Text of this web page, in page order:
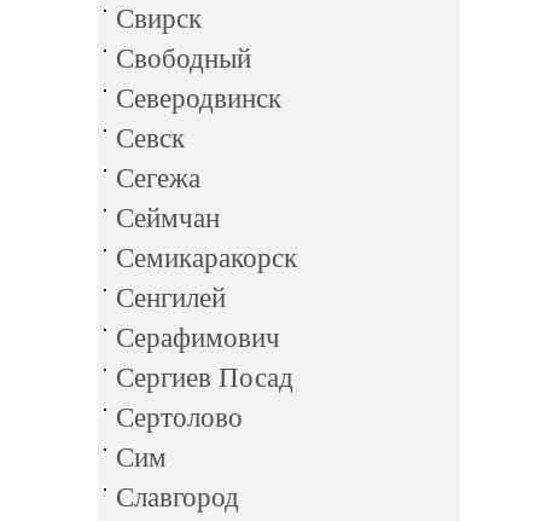
Свирск
Свободный
Северодвинск
Севск
Сегежа
Сеймчан
Семикаракорск
Сенгилей
Серафимович
Сергиев Посад
Сертолово
Сим
Славгород